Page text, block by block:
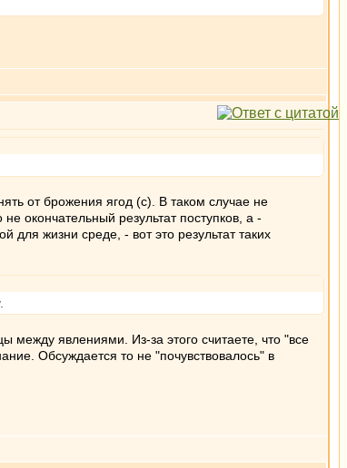
от брожения ягод (с). В таком случае не
окончательный результат поступков, а -
жизни среде, - вот это результат таких
между явлениями. Из-за этого считаете, что "все
Обсуждается то не "почувствовалось" в